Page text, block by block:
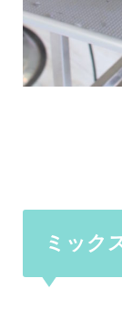
ミック